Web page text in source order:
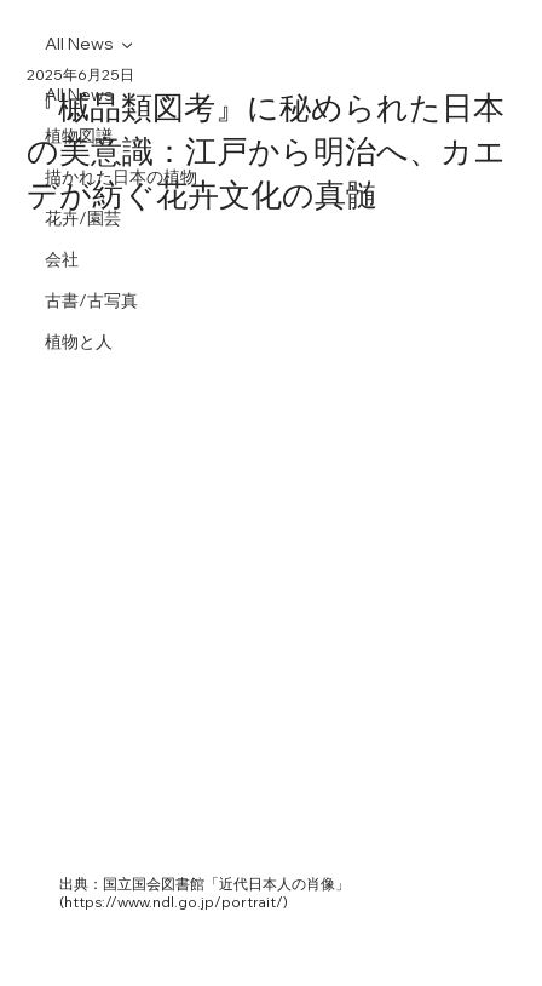
All News
植物図譜
描かれた日本の植物
花卉/園芸
会社
古書/古写真
植物と人
All News
『槭品類図考』に秘められた日本
の美意識：江戸から明治へ、カエ
デが紡ぐ花卉文化の真髄
2025年6月25日
出典：国立国会図書館「近代日本人の肖像」
(https://www.ndl.go.jp/portrait/)